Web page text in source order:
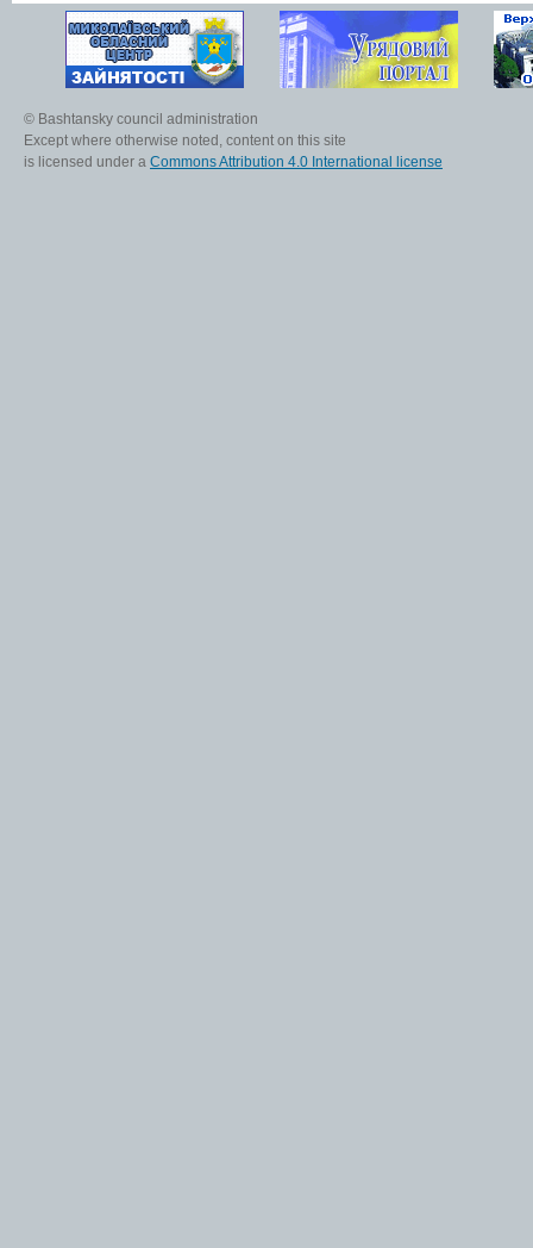
© Bashtansky council administration
Except where otherwise noted, content on this site
is licensed under a Commons Attribution 4.0 International license